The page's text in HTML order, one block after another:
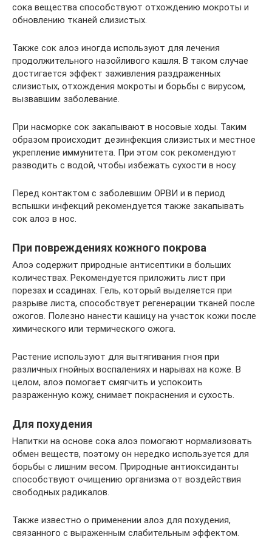
сока вещества способствуют отхождению мокроты и
обновлению тканей слизистых.
Также сок алоэ иногда используют для лечения
продолжительного назойливого кашля. В таком случае
достигается эффект заживления раздраженных
слизистых, отхождения мокроты и борьбы с вирусом,
вызвавшим заболевание.
При насморке сок закапывают в носовые ходы. Таким
образом происходит дезинфекция слизистых и местное
укрепление иммунитета. При этом сок рекомендуют
разводить с водой, чтобы избежать сухости в носу.
Перед контактом с заболевшим ОРВИ и в период
вспышки инфекций рекомендуется также закапывать
сок алоэ в нос.
При повреждениях кожного покрова
Алоэ содержит природные антисептики в больших
количествах. Рекомендуется приложить лист при
порезах и ссадинах. Гель, который выделяется при
разрыве листа, способствует регенерации тканей после
ожогов. Полезно нанести кашицу на участок кожи после
химического или термического ожога.
Растение используют для вытягивания гноя при
различных гнойных воспалениях и нарывах на коже. В
целом, алоэ помогает смягчить и успокоить
разраженную кожу, снимает покраснения и сухость.
Для похудения
Напитки на основе сока алоэ помогают нормализовать
обмен веществ, поэтому он нередко используется для
борьбы с лишним весом. Природные антиоксиданты
способствуют очищению организма от воздействия
свободных радикалов.
Также известно о применении алоэ для похудения,
связанного с выраженным слабительным эффектом.